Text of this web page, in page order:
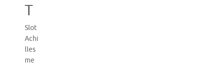
T
Slot
Achi
lles
me